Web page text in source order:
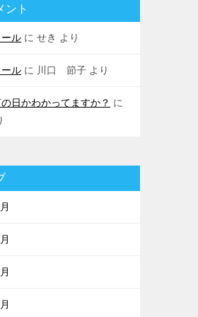
ント
ル に せき より
ル に 川口 節子 より
日かわかってますか？ に